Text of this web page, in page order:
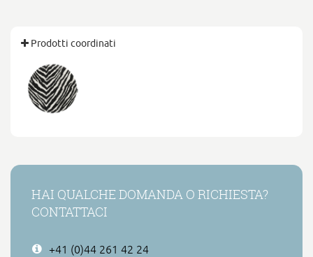
Prodotti coordinati
HAI QUALCHE DOMANDA O RICHIESTA?
CONTATTACI
+41 (0)44 261 42 24